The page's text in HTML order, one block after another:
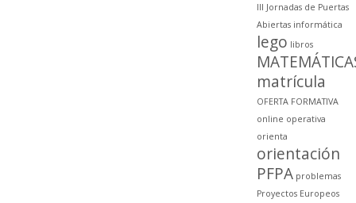
III Jornadas de Puertas
Abiertas informática
lego libros
matrícula
OFERTA FORMATIVA
online operativa
orienta
orientación
PFPA problemas
Proyectos Europeos